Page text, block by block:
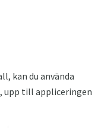
kan du använda
upp till appliceringen